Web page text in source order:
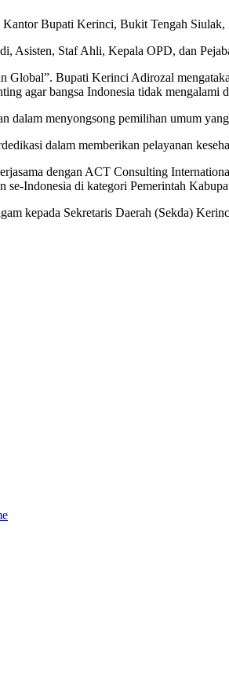
Bupati Kerinci, Bukit Tengah Siulak,
Asisten, Staf Ahli, Kepala OPD, dan
Global”. Bupati Kerinci Adirozal
agar bangsa Indonesia tidak mengalami
dalam menyongsong pemilihan umum
dalam memberikan pelayanan
dengan ACT Consulting
se-Indonesia di kategori Pemerintah
kepada Sekretaris Daerah (Sekda)